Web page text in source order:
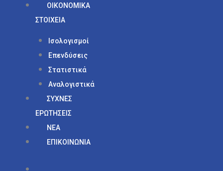
ΟΙΚΟΝΟΜΙΚΑ
ΣΤΟΙΧΕΙΑ
Ισολογισμοί
Επενδύσεις
Στατιστικά
Αναλογιστικά
ΣΥΧΝΕΣ
ΕΡΩΤΗΣΕΙΣ
ΝΕΑ
ΕΠΙΚΟΙΝΩΝΙΑ